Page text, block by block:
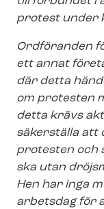
protest under
Ordföranden
ett annat
där detta
om protesten
detta krävs
säkerställa att
protesten och
ska utan
Hen har inga
arbetsdag för